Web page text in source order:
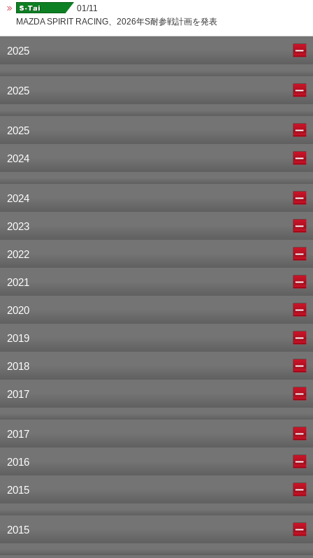
01/11
MAZDA SPIRIT RACING、2026年S耐参戦計画を発表
2025
2025
2025
2024
2024
2023
2022
2021
2020
2019
2018
2017
2017
2016
2015
2015